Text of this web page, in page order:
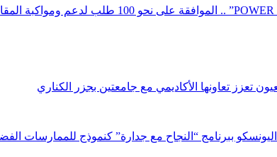
تعزز تعاونها الأكاديمي مع جامعتين بجزر الكناري
ببرنامج “النجاح مع جدارة” كنموذج للممارسات